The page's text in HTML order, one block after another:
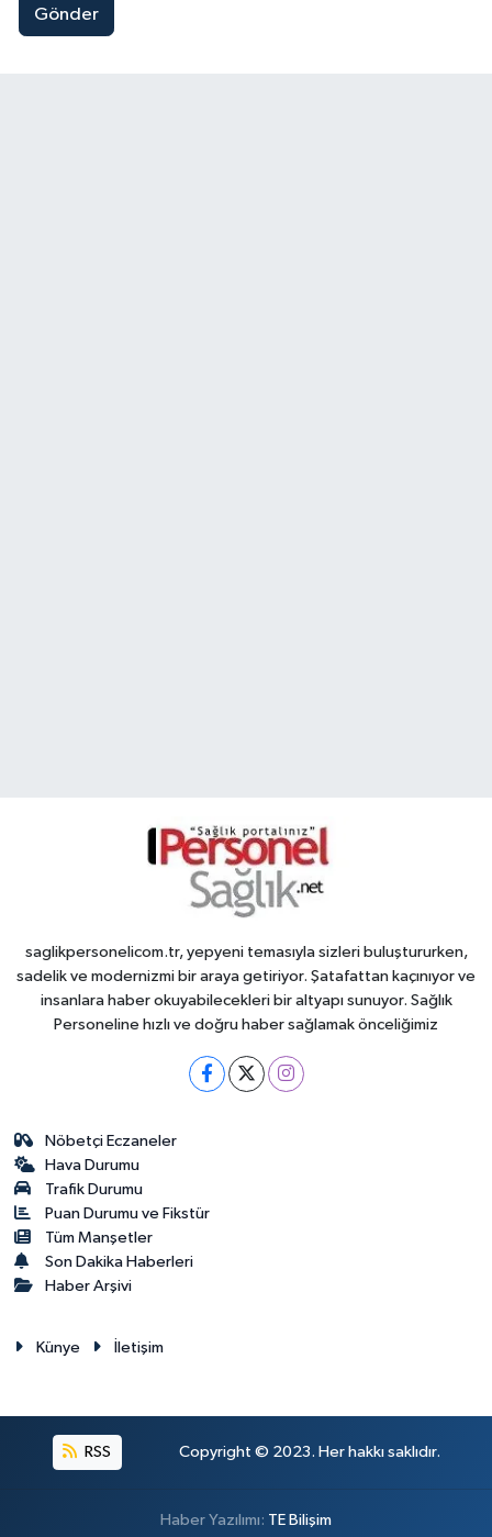
Gönder
saglikpersonelicom.tr, yepyeni temasıyla sizleri buluştururken,
sadelik ve modernizmi bir araya getiriyor. Şatafattan kaçınıyor ve
insanlara haber okuyabilecekleri bir altyapı sunuyor. Sağlık
Personeline hızlı ve doğru haber sağlamak önceliğimiz
Nöbetçi Eczaneler
Hava Durumu
Trafik Durumu
Puan Durumu ve Fikstür
Tüm Manşetler
Son Dakika Haberleri
Haber Arşivi
Künye İletişim
RSS Copyright © 2023. Her hakkı saklıdır.
Haber Yazılımı: TE Bilişim